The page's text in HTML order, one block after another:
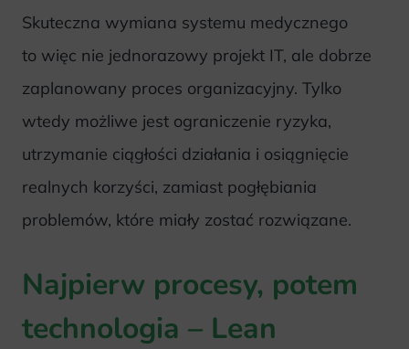
Skuteczna wymiana systemu medycznego
to więc nie jednorazowy projekt IT, ale dobrze
zaplanowany proces organizacyjny. Tylko
wtedy możliwe jest ograniczenie ryzyka,
utrzymanie ciągłości działania i osiągnięcie
realnych korzyści, zamiast pogłębiania
problemów, które miały zostać rozwiązane.
Najpierw procesy, potem
technologia – Lean